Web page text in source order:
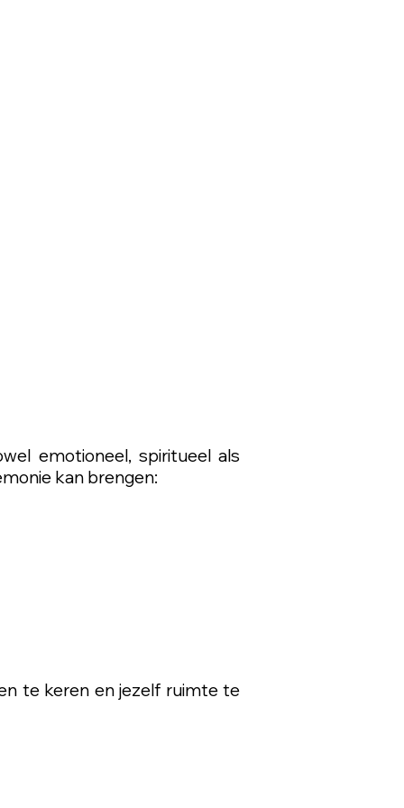
emotioneel, spiritueel als
kan brengen:
te keren en jezelf ruimte te